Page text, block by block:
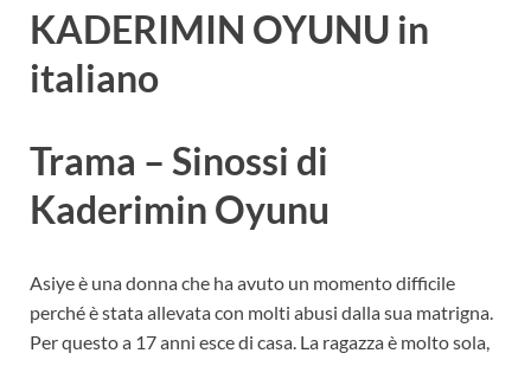
KADERIMIN OYUNU in
italiano
Trama – Sinossi di
Kaderimin Oyunu
Asiye è una donna che ha avuto un momento difficile
perché è stata allevata con molti abusi dalla sua matrigna.
Per questo a 17 anni esce di casa. La ragazza è molto sola,